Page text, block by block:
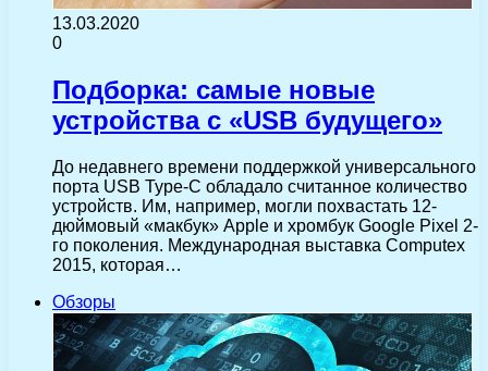
13.03.2020
0
Подборка: самые новые
устройства с «USB будущего»
До недавнего времени поддержкой универсального
порта USB Type-C обладало считанное количество
устройств. Им, например, могли похвастать 12-
дюймовый «макбук» Apple и хромбук Google Pixel 2-
го поколения. Международная выставка Computex
2015, которая…
Обзоры